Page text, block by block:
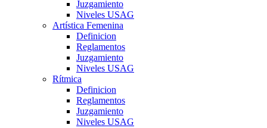
Juzgamiento
Niveles USAG
Artística Femenina
Definicion
Reglamentos
Juzgamiento
Niveles USAG
Rítmica
Definicion
Reglamentos
Juzgamiento
Niveles USAG